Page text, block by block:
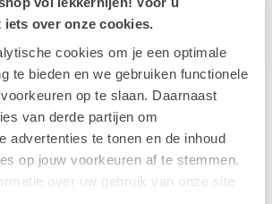
iets over onze cookies.
cookies om je een optimale
te bieden en we gebruiken functionele
op te slaan. Daarnaast
van derde partijen om
advertenties te tonen en de inhoud
op jouw voorkeuren af te stemmen.
over uw gebruik van onze site